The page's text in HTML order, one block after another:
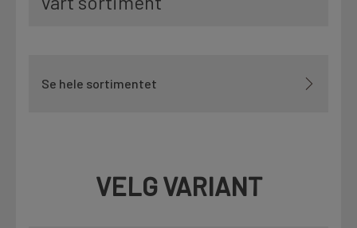
Se hele sortimentet
VELG VARIANT